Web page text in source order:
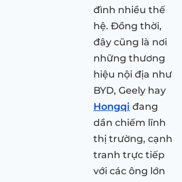
đình nhiều thế
hệ. Đồng thời,
đây cũng là nơi
những thương
hiệu nội địa như
BYD, Geely hay
Hongqi đang
dần chiếm lĩnh
thị trường, cạnh
tranh trực tiếp
với các ông lớn